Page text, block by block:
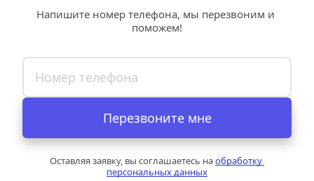
Напишите номер телефона, мы перезвоним и
поможем!
Перезвоните мне
Оставляя заявку, вы соглашаетесь на обработку
персональных данных